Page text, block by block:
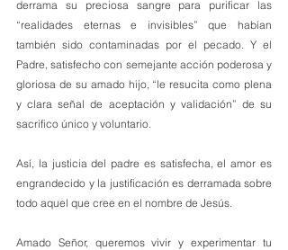
derrama su preciosa sangre para purificar las
“realidades eternas e invisibles” que habían
también sido contaminadas por el pecado. Y el
Padre, satisfecho con semejante acción poderosa y
gloriosa de su amado hijo, “le resucita como plena
y clara señal de aceptación y validación” de su
sacrifico único y voluntario.
Así, la justicia del padre es satisfecha, el amor es
engrandecido y la justificación es derramada sobre
todo aquel que cree en el nombre de Jesús.
Amado Señor, queremos vivir y experimentar tu